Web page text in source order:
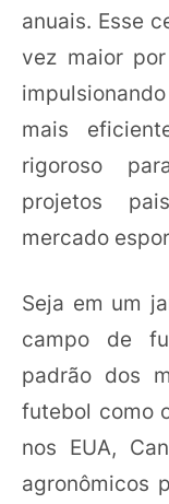
anuais. Esse
vez maior
mais
rigoroso
projetos
mercado
Seja em um
campo de
padrão dos
futebol como
nos EUA,
agronômicos